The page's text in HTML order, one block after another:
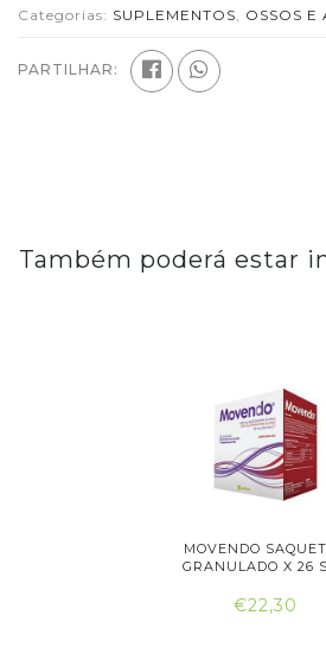
Categorias: SUPLEMENTOS, OSSOS E
PARTILHAR:
Também poderá estar
MOVENDO
GRANULADO X 26
€22,30